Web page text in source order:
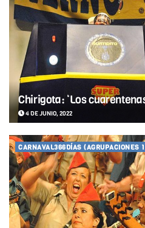
Chirigota: ‘Los
4 DE JUNIO, 2022
CARNAVAL366DÍAS (AGRUPACIONES